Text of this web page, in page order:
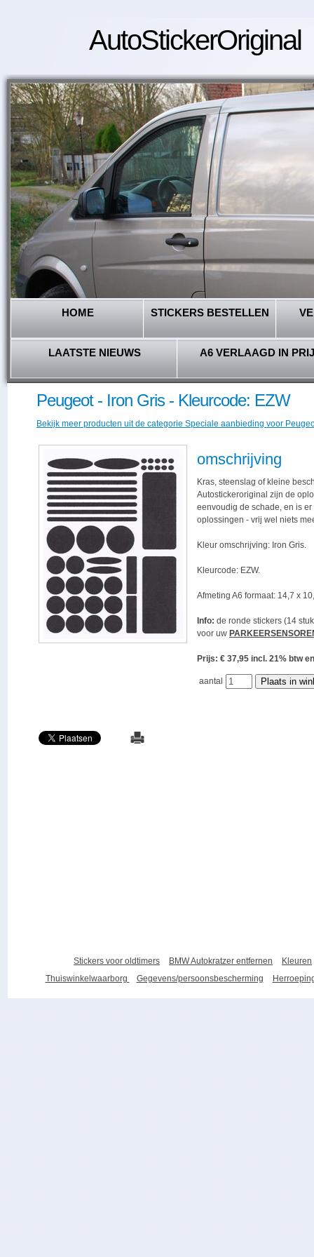
AutoStickerOriginal
HOME STICKERS BESTELLEN
LAATSTE NIEUWS A6 VERLAAGD IN
Peugeot - Iron Gris - Kleurcode: EZW
Bekijk meer producten uit de categorie Speciale aanbieding voor
omschrijving
Kras, steenslag of kleine
Autostickeroriginal zijn de
eenvoudig de schade, en is
oplossingen - vrij wel niets
Kleur omschrijving: Iron Gris.
Kleurcode: EZW.
Afmeting A6 formaat: 14,7 x
Info: de ronde stickers (14
voor uw
Prijs: € 37,95 incl. 21% btw
aantal
Stickers voor oldtimers BMW Autokratzer entfernen
Kleuren
Thuiswinkelwaarborg
Gegevens/persoonsbescherming